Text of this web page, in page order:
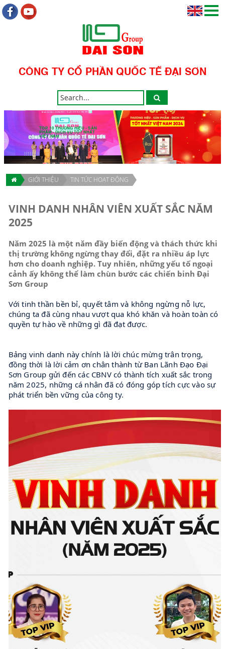
CÔNG TY CỔ PHẦN QUỐC TẾ ĐẠI SƠN
TOP 10 THƯƠNG HIỆU - SẢN
PHẨM - DỊCH VỤ TỐT NHẤT
VIỆT NAM
GIỚI THIỆU TIN TỨC HOẠT ĐỘNG
VINH DANH NHÂN VIÊN XUẤT SẮC NĂM
2025
Năm 2025 là một năm đầy biến động và thách thức khi
thị trường không ngừng thay đổi, đặt ra nhiều áp lực
hơn cho doanh nghiệp. Tuy nhiên, những yếu tố ngoại
cảnh ấy không thể làm chùn bước các chiến binh Đại
Sơn Group
Với tinh thần bền bỉ, quyết tâm và không ngừng nỗ lực,
chúng ta đã cùng nhau vượt qua khó khăn và hoàn toàn có
quyền tự hào về những gì đã đạt được.
Bảng vinh danh này chính là lời chúc mừng trân trọng,
đồng thời là lời cảm ơn chân thành từ Ban Lãnh Đạo Đại
Sơn Group gửi đến các CBNV có thành tích xuất sắc trong
năm 2025, những cá nhân đã có đóng góp tích cực vào sự
phát triển bền vững của công ty.